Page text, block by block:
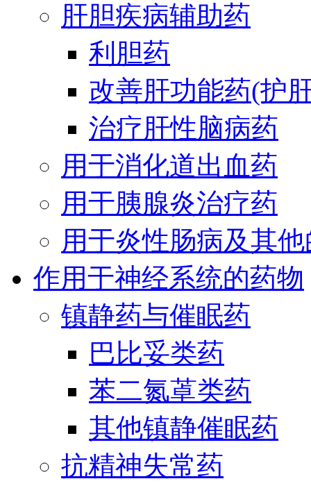
肝胆疾病辅助药
利胆药
改善肝功能药(护
治疗肝性脑病药
用于消化道出血药
用于胰腺炎治疗药
用于炎性肠病及其
作用于神经系统的药物
镇静药与催眠药
巴比妥类药
苯二氮䓬类药
其他镇静催眠药
抗精神失常药